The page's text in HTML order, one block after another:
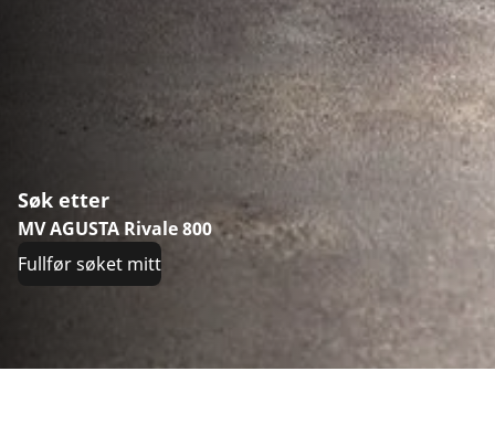
Søk etter
MV AGUSTA Rivale 800
Fullfør søket mitt